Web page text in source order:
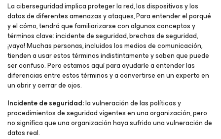
La ciberseguridad implica proteger la red, los dispositivos y los
datos de diferentes amenazas y ataques, Para entender el porqué
y el cómo, tendrá que familiarizarse con algunos conceptos y
términos clave: incidente de seguridad, brechas de seguridad,
¡vaya! Muchas personas, incluidos los medios de comunicación,
tienden a usar estos términos indistintamente y saben que puede
ser confuso. Pero estamos aquí para ayudarle a entender las
diferencias entre estos términos y a convertirse en un experto en
un abrir y cerrar de ojos.
Incidente de seguridad:la vulneración de las políticas y
procedimientos de seguridad vigentes en una organización, pero
no significa que una organización haya sufrido una vulneración de
datos real.